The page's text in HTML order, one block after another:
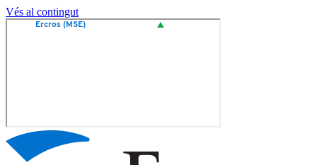
Vés al contingut